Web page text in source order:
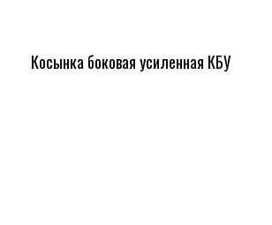
Косынка боковая усиленная КБУ